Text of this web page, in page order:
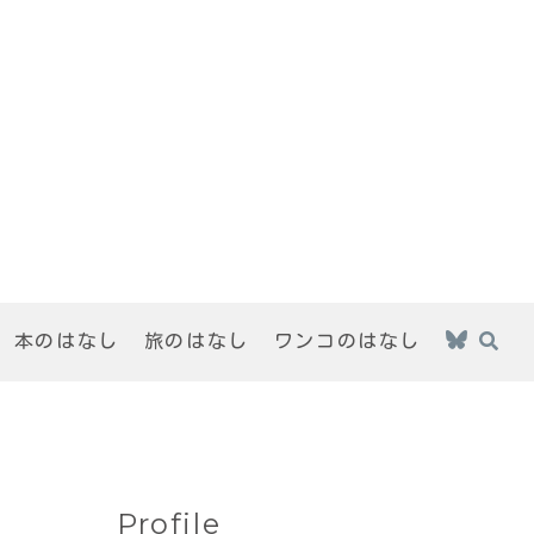
本のはなし 旅のはなし ワンコのはなし
Profile